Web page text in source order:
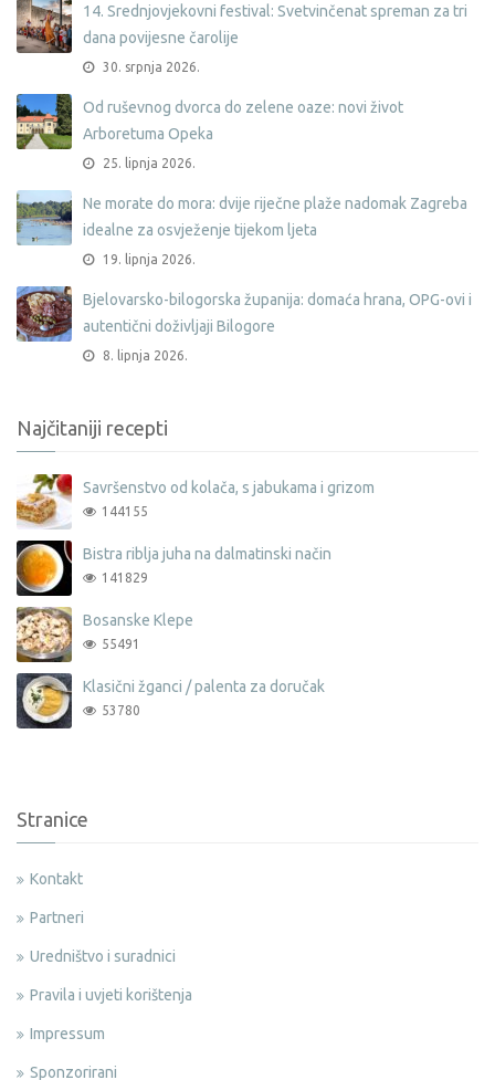
14. Srednjovjekovni festival: Svetvinčenat spreman za tri
dana povijesne čarolije
30. srpnja 2026.
Od ruševnog dvorca do zelene oaze: novi život
Arboretuma Opeka
25. lipnja 2026.
Ne morate do mora: dvije riječne plaže nadomak Zagreba
idealne za osvježenje tijekom ljeta
19. lipnja 2026.
Bjelovarsko-bilogorska županija: domaća hrana, OPG-ovi i
autentični doživljaji Bilogore
8. lipnja 2026.
Najčitaniji recepti
Savršenstvo od kolača, s jabukama i grizom
144155
Bistra riblja juha na dalmatinski način
141829
Bosanske Klepe
55491
Klasični žganci / palenta za doručak
53780
Stranice
Kontakt
Partneri
Uredništvo i suradnici
Pravila i uvjeti korištenja
Impressum
Sponzorirani